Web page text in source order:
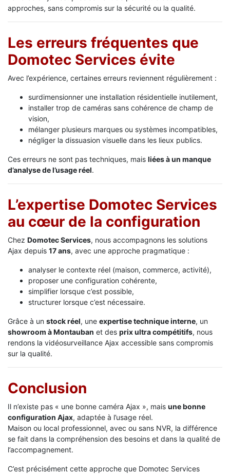
approches, sans compromis sur la sécurité ou la qualité.
Les erreurs fréquentes que
Domotec Services évite
Avec l’expérience, certaines erreurs reviennent régulièrement :
surdimensionner une installation résidentielle inutilement,
installer trop de caméras sans cohérence de champ de
vision,
mélanger plusieurs marques ou systèmes incompatibles,
négliger la dissuasion visuelle dans les lieux publics.
Ces erreurs ne sont pas techniques, mais liées à un manque
d’analyse de l’usage réel.
L’expertise Domotec Services
au cœur de la configuration
Chez Domotec Services, nous accompagnons les solutions
Ajax depuis 17 ans, avec une approche pragmatique :
analyser le contexte réel (maison, commerce, activité),
proposer une configuration cohérente,
simplifier lorsque c’est possible,
structurer lorsque c’est nécessaire.
Grâce à un stock réel, une expertise technique interne, un
showroom à Montauban et des prix ultra compétitifs, nous
rendons la vidéosurveillance Ajax accessible sans compromis
sur la qualité.
Conclusion
Il n’existe pas « une bonne caméra Ajax », mais une bonne
configuration Ajax, adaptée à l’usage réel.
Maison ou local professionnel, avec ou sans NVR, la différence
se fait dans la compréhension des besoins et dans la qualité de
l’accompagnement.
C’est précisément cette approche que Domotec Services